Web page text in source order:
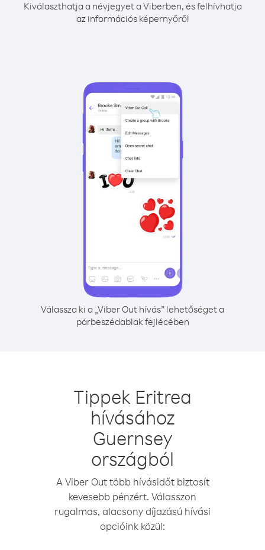
Kiválaszthatja a névjegyet a Viberben, és felhívhatja
az információs képernyőről
Válassza ki a „Viber Out hívás” lehetőséget a
párbeszédablak fejlécében
Tippek Eritrea
hívásához
Guernsey
országból
A Viber Out több hívásidőt biztosít
kevesebb pénzért. Válasszon
rugalmas, alacsony díjazású hívási
opcióink közül: